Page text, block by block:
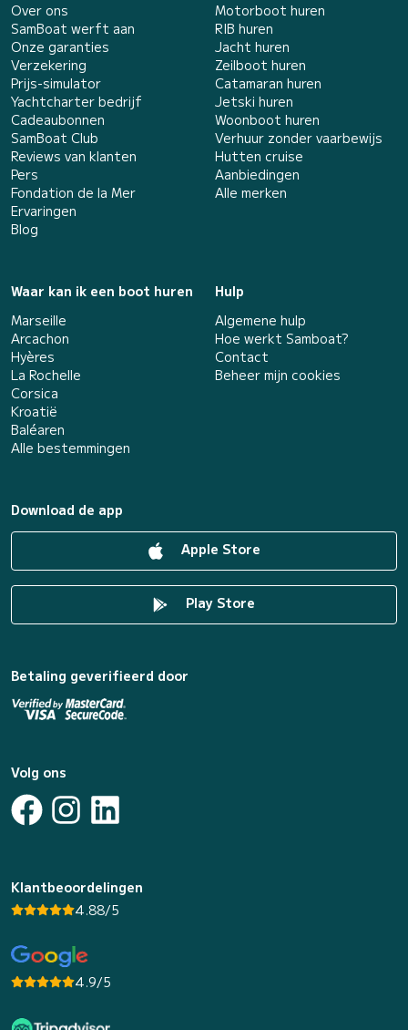
Over ons
SamBoat werft aan
Onze garanties
Verzekering
Prijs-simulator
Yachtcharter bedrijf
Cadeaubonnen
SamBoat Club
Reviews van klanten
Pers
Fondation de la Mer
Ervaringen
Blog
Motorboot huren
RIB huren
Jacht huren
Zeilboot huren
Catamaran huren
Jetski huren
Woonboot huren
Verhuur zonder vaarbewijs
Hutten cruise
Aanbiedingen
Alle merken
Waar kan ik een boot huren
Marseille
Arcachon
Hyères
La Rochelle
Corsica
Kroatië
Baléaren
Alle bestemmingen
Hulp
Algemene hulp
Hoe werkt Samboat?
Contact
Beheer mijn cookies
Download de app
Apple Store
Play Store
Betaling geverifieerd door
Volg ons
Klantbeoordelingen
4.88/5
4.9/5